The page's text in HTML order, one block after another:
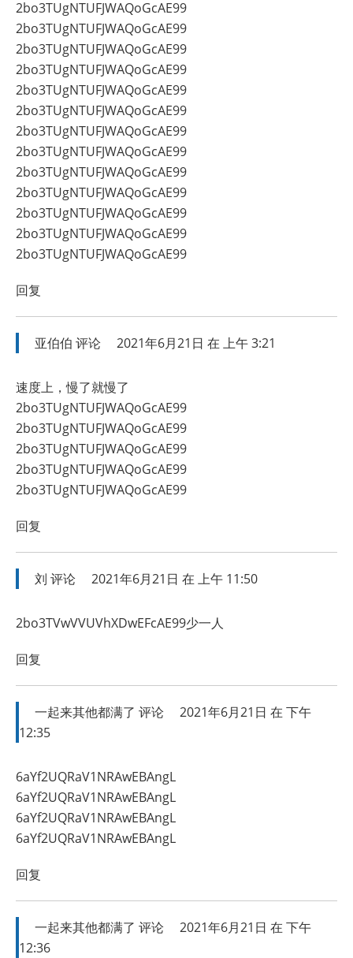
2bo3TUgNTUFJWAQoGcAE99
2bo3TUgNTUFJWAQoGcAE99
2bo3TUgNTUFJWAQoGcAE99
2bo3TUgNTUFJWAQoGcAE99
2bo3TUgNTUFJWAQoGcAE99
2bo3TUgNTUFJWAQoGcAE99
2bo3TUgNTUFJWAQoGcAE99
2bo3TUgNTUFJWAQoGcAE99
2bo3TUgNTUFJWAQoGcAE99
2bo3TUgNTUFJWAQoGcAE99
2bo3TUgNTUFJWAQoGcAE99
2bo3TUgNTUFJWAQoGcAE99
2bo3TUgNTUFJWAQoGcAE99
回复
亚伯伯 评论 2021年6月21日 在 上午 3:21
速度上，慢了就慢了
2bo3TUgNTUFJWAQoGcAE99
2bo3TUgNTUFJWAQoGcAE99
2bo3TUgNTUFJWAQoGcAE99
2bo3TUgNTUFJWAQoGcAE99
2bo3TUgNTUFJWAQoGcAE99
回复
刘 评论 2021年6月21日 在 上午 11:50
2bo3TVwVVUVhXDwEFcAE99少一人
回复
一起来其他都满了 评论
2021年6月21日 在 下午
12:35
6aYf2UQRaV1NRAwEBAngL
6aYf2UQRaV1NRAwEBAngL
6aYf2UQRaV1NRAwEBAngL
6aYf2UQRaV1NRAwEBAngL
回复
一起来其他都满了 评论
2021年6月21日 在 下午
12:36